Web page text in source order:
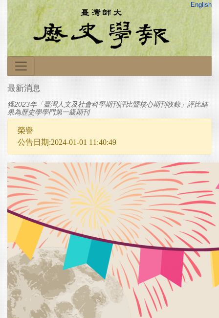
English
最新消息
獲2023年「臺灣人文及社會科學期刊評比暨核心期刊收錄」評比結
果為歷史學學門第一級期刊
榮譽
公告日期:2024-01-01 11:40:49